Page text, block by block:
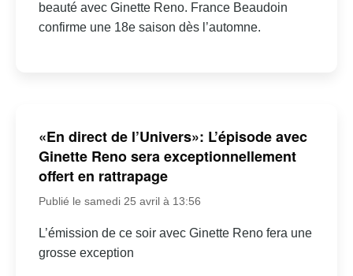
beauté avec Ginette Reno. France Beaudoin
confirme une 18e saison dès l’automne.
«En direct de l’Univers»: L’épisode avec
Ginette Reno sera exceptionnellement
offert en rattrapage
Publié le samedi 25 avril à 13:56
L’émission de ce soir avec Ginette Reno fera une
grosse exception